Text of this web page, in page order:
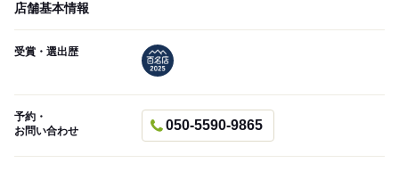
店舗基本情報
受賞・選出歴
予約・
お問い合わせ
050-5590-9865